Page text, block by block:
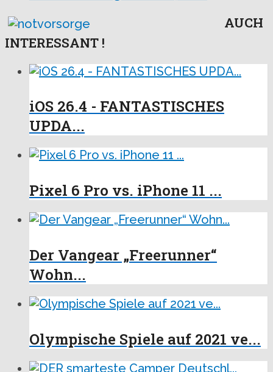
AUCH
INTERESSANT !
iOS 26.4 - FANTASTISCHES
UPDA...
Pixel 6 Pro vs. iPhone 11 ...
Der Vangear „Freerunner“
Wohn...
Olympische Spiele auf 2021 ve...